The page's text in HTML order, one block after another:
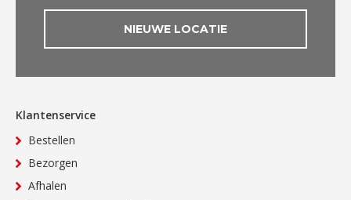
NIEUWE LOCATIE
Klantenservice
Bestellen
Bezorgen
Afhalen